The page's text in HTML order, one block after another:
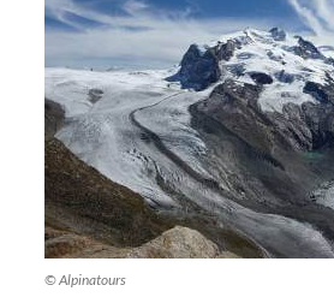
© Alpinatours